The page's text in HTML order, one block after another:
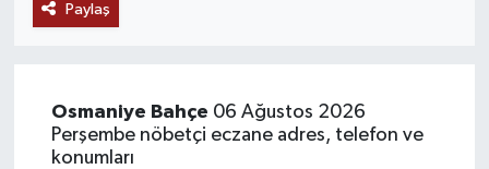
Paylaş
Osmaniye Bahçe 06 Ağustos 2026
Perşembe nöbetçi eczane adres, telefon ve
konumları
Haber Arşivi